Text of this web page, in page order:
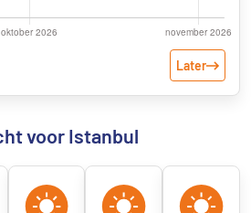
Later
voor Istanbul